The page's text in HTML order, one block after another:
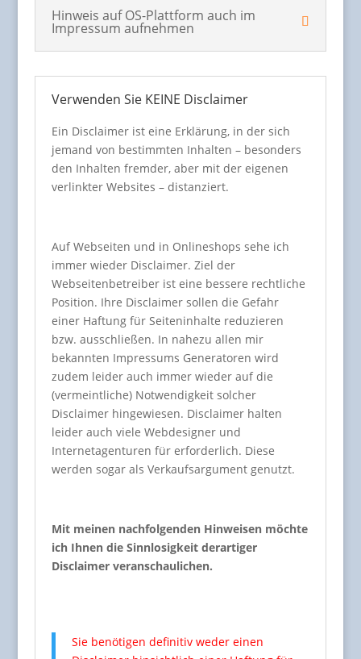
Hinweis auf OS-Plattform auch im
Impressum aufnehmen
Verwenden Sie KEINE Disclaimer
Ein Disclaimer ist eine Erklärung, in der sich
jemand von bestimmten Inhalten – besonders
den Inhalten fremder, aber mit der eigenen
verlinkter Websites – distanziert.
Auf Webseiten und in Onlineshops sehe ich
immer wieder Disclaimer. Ziel der
Webseitenbetreiber ist eine bessere rechtliche
Position. Ihre Disclaimer sollen die Gefahr
einer Haftung für Seiteninhalte reduzieren
bzw. ausschließen. In nahezu allen mir
bekannten Impressums Generatoren wird
zudem leider auch immer wieder auf die
(vermeintliche) Notwendigkeit solcher
Disclaimer hingewiesen. Disclaimer halten
leider auch viele Webdesigner und
Internetagenturen für erforderlich. Diese
werden sogar als Verkaufsargument genutzt.
Mit meinen nachfolgenden Hinweisen möchte
ich Ihnen die Sinnlosigkeit derartiger
Disclaimer veranschaulichen.
Sie benötigen definitiv weder einen